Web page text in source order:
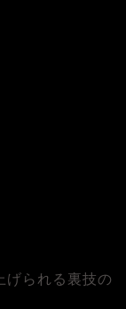
げられる裏技の